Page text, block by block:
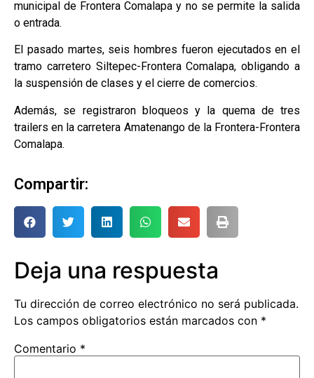
municipal de Frontera Comalapa y no se permite la salida
o entrada.
El pasado martes, seis hombres fueron ejecutados en el
tramo carretero Siltepec-Frontera Comalapa, obligando a
la suspensión de clases y el cierre de comercios.
Además, se registraron bloqueos y la quema de tres
trailers en la carretera Amatenango de la Frontera-Frontera
Comalapa.
Compartir:
Deja una respuesta
Tu dirección de correo electrónico no será publicada.
Los campos obligatorios están marcados con *
Comentario *